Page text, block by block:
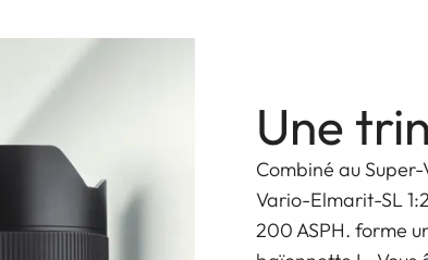
Une
Combiné au
Vario-Elmarit-SL
200 ASPH. forme